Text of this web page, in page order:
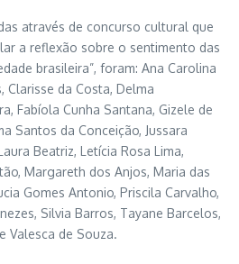
através de concurso cultural que
a reflexão sobre o sentimento das
brasileira”, foram: Ana Carolina
Clarisse da Costa, Delma
Fabíola Cunha Santana, Gizele de
Santos da Conceição, Jussara
Beatriz, Letícia Rosa Lima,
Margareth dos Anjos, Maria das
Gomes Antonio, Priscila Carvalho,
Silvia Barros, Tayane Barcelos,
Valesca de Souza.